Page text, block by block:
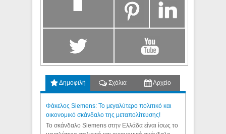
Δημοφιλή Σχόλια Αρχείο
Φάκελος Siemens: Το μεγαλύτερο πολιτικό και
οικονομικό σκάνδαλο της μεταπολίτευσης!
Το σκάνδαλο Siemens στην Ελλάδα είναι ίσως το